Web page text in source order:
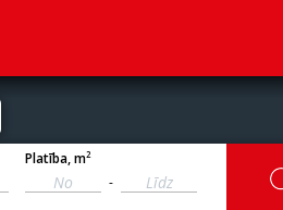
Platība, m2
-